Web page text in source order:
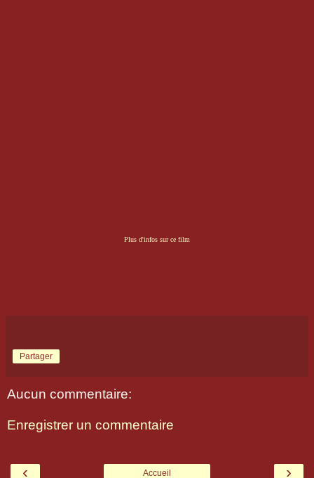
Plus d'infos sur ce film
Partager
Aucun commentaire:
Enregistrer un commentaire
‹ ›
Accueil